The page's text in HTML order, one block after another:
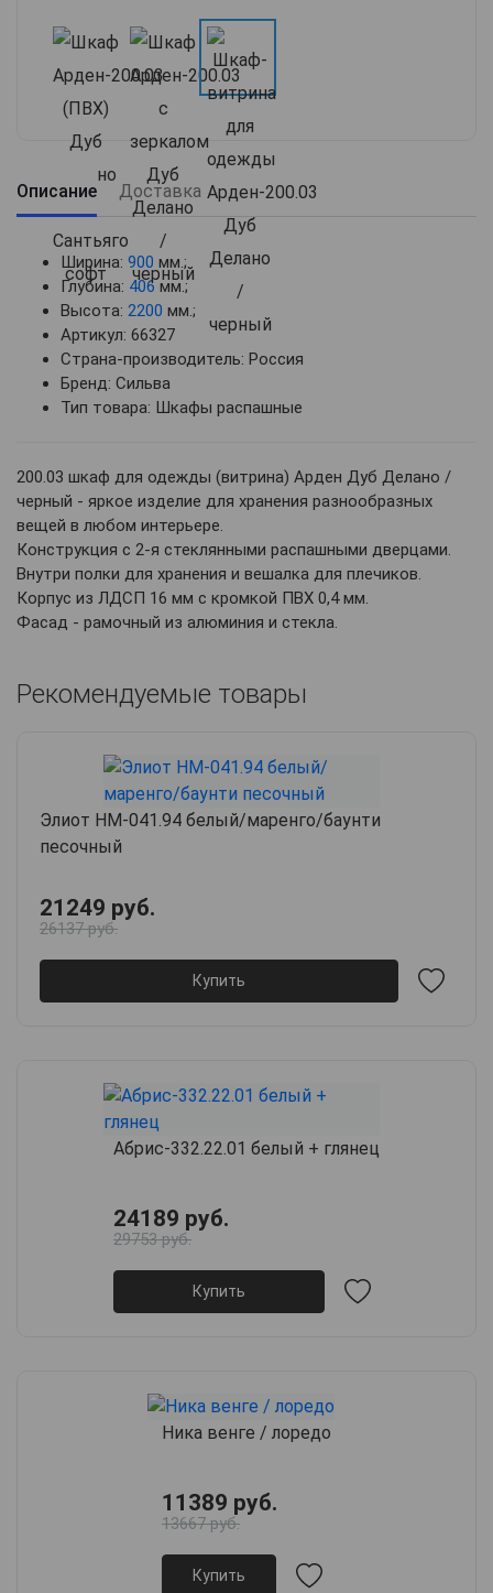
Описание Доставка
Ширина: 900 мм.;
Глубина: 406мм.;
Высота: 2200 мм.;
Артикул: 66327
Страна-производитель: Россия
Бренд: Сильва
Тип товара: Шкафы распашные
200.03 шкаф для одежды (витрина) Арден Дуб Делано /
черный - яркое изделие для хранения разнообразных
вещей в любом интерьере.
Конструкция с 2-я стеклянными распашными дверцами.
Внутри полки для хранения и вешалка для плечиков.
Корпус из ЛДСП 16 мм с кромкой ПВХ 0,4 мм.
Фасад - рамочный из алюминия и стекла.
Рекомендуемые товары
Элиот НМ-041.94 белый/маренго/баунти
песочный
21249 руб.
26137 руб.
Купить
Абрис-332.22.01 белый + глянец
24189 руб.
29753 руб.
Купить
Ника венге / лоредо
11389 руб.
13667 руб.
Купить